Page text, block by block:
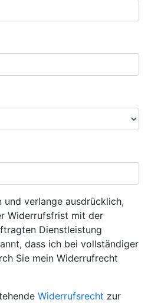
und verlange ausdrücklich,
Widerrufsfrist mit der
Dienstleistung
dass ich bei vollständiger
Sie mein Widerrufrecht
Widerrufsrecht zur